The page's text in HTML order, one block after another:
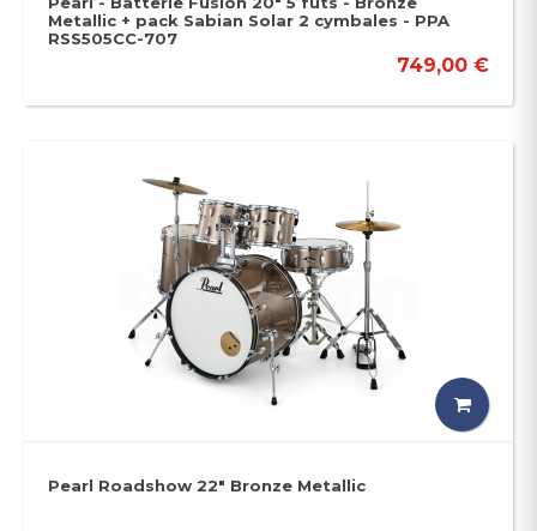
Metallic + pack Sabian Solar 2 cymbales - PPA
RSS505CC-707
749,00 €
Pearl Roadshow 22" Bronze Metallic